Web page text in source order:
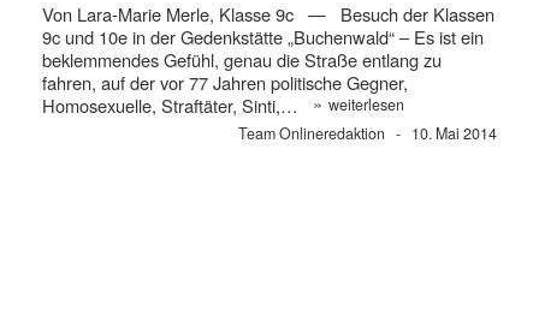
Von Lara-Marie Merle, Klasse 9c — Besuch der Klassen
9c und 10e in der Gedenkstätte „Buchenwald“ – Es ist ein
beklemmendes Gefühl, genau die Straße entlang zu
fahren, auf der vor 77 Jahren politische Gegner,
Homosexuelle, Straftäter, Sinti,…
» weiterlesen
Team Onlineredaktion
10. Mai 2014